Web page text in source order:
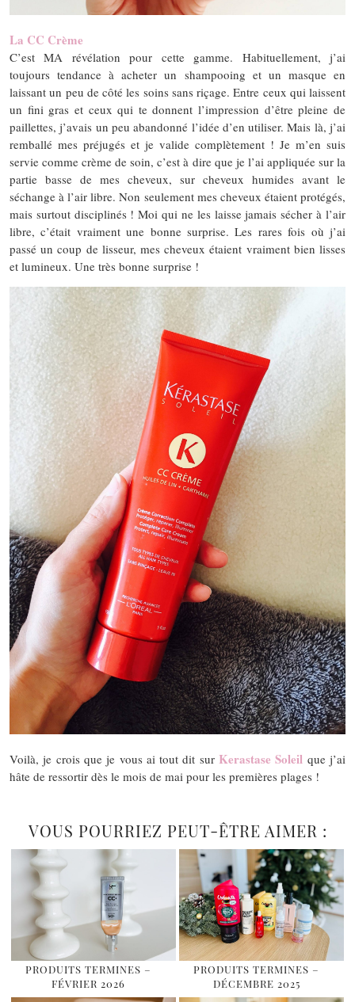
La CC Crème
C’est MA révélation pour cette gamme. Habituellement, j’ai
toujours tendance à acheter un shampooing et un masque en
laissant un peu de côté les soins sans riçage. Entre ceux qui laissent
un fini gras et ceux qui te donnent l’impression d’être pleine de
paillettes, j’avais un peu abandonné l’idée d’en utiliser. Mais là, j’ai
remballé mes préjugés et je valide complètement ! Je m’en suis
servie comme crème de soin, c’est à dire que je l’ai appliquée sur la
partie basse de mes cheveux, sur cheveux humides avant le
séchange à l’air libre. Non seulement mes cheveux étaient protégés,
mais surtout disciplinés ! Moi qui ne les laisse jamais sécher à l’air
libre, c’était vraiment une bonne surprise. Les rares fois où j’ai
passé un coup de lisseur, mes cheveux étaient vraiment bien lisses
et lumineux. Une très bonne surprise !
Voilà, je crois que je vous ai tout dit sur Kerastase Soleil que j’ai
hâte de ressortir dès le mois de mai pour les premières plages !
VOUS POURRIEZ PEUT-ÊTRE AIMER :
PRODUITS TERMINES –
FÉVRIER 2026
PRODUITS TERMINES –
DÉCEMBRE 2025